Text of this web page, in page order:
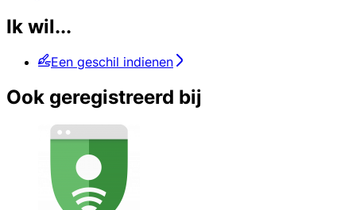
Ik wil...
Een geschil indienen
Ook geregistreerd bij